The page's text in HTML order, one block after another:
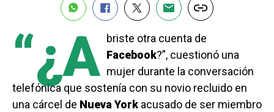
“¿A briste otra cuenta de
Facebook?”, cuestionó una
mujer durante la conversación
telefónica que sostenía con su novio recluido en
una cárcel de Nueva York acusado de ser miembro